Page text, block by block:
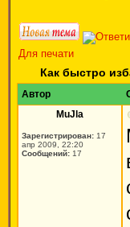
Для печати
Как быстро
Автор
MuJla
Зарегистрирован: 17
апр 2009, 22:20
Сообщений: 17